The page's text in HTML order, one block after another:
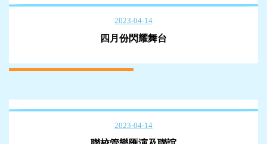
2023-04-14
四月份閃耀舞台
2023-04-14